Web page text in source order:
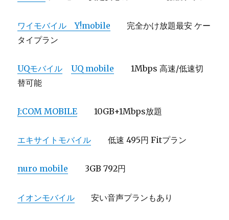
ワイモバイル Y!mobile 完全かけ放題最安 ケー
タイプラン
UQモバイル UQ mobile
1Mbps 高速/低速切
替可能
J:COM MOBILE 10GB+1Mbps放題
エキサイトモバイル 低速 495円 Fitプラン
nuro mobile 3GB 792円
イオンモバイル 安い音声プランもあり